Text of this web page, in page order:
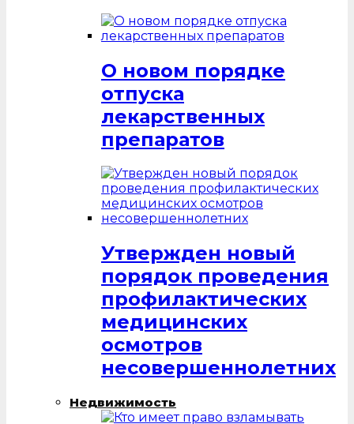
О новом порядке
отпуска
лекарственных
препаратов
Утвержден новый
порядок проведения
профилактических
медицинских
осмотров
несовершеннолетних
Недвижимость